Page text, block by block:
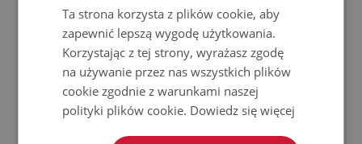
Jak dbać o produkt?
Czyść wilgotną szmatką —
nie używaj silnych środków
chemicznych.
Ta strona korzysta z plików cookie, aby
zapewnić lepszą wygodę użytkowania.
Korzystając z tej strony, wyrażasz zgodę
na używanie przez nas wszystkich plików
cookie zgodnie z warunkami naszej
polityki plików cookie. Dowiedz się więcej